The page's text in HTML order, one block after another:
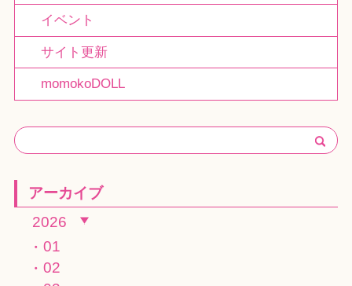
イベント
サイト更新
momokoDOLL
アーカイブ
2026
01
02